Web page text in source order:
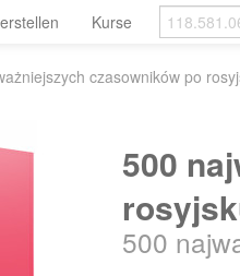
Kurse
czasowników po
500
500